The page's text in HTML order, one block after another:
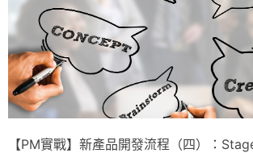
【PM實戰】新產品開發流程（四）：